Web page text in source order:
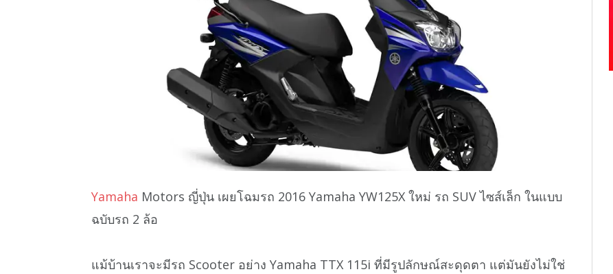
Yamaha Motors ญี่ปุ่น เผยโฉมรถ 2016 Yamaha YW125X ใหม่ รถ SUV ไซส์เล็ก ในแบบ
ฉบับรถ 2 ล้อ
แม้บ้านเราจะมีรถ Scooter อย่าง Yamaha TTX 115i ที่มีรูปลักษณ์สะดุดตา แต่มันยังไม่ใช่